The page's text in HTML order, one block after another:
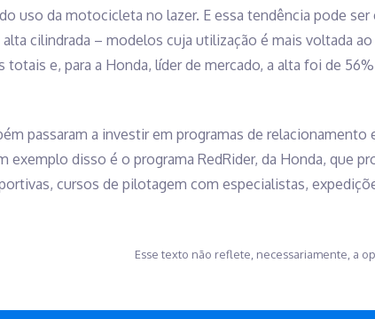
uso da motocicleta no lazer. E essa tendência pode
cilindrada – modelos cuja utilização é mais voltada
totais e, para a Honda, líder de mercado, a alta foi de
passaram a investir em programas de
exemplo disso é o programa RedRider, da Honda, que
cursos de pilotagem com especialistas,
Esse texto não reflete, necessariamente, a